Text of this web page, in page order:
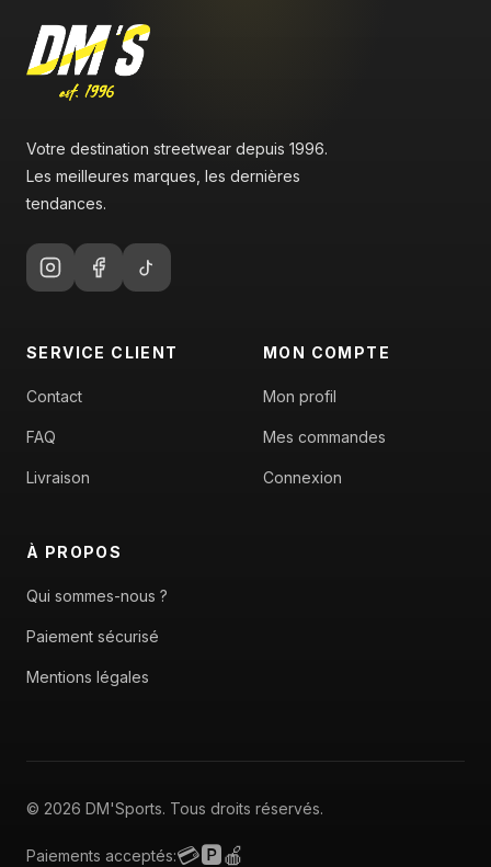
Votre destination streetwear depuis 1996.
Les meilleures marques, les dernières
tendances.
SERVICE CLIENT
Contact
FAQ
Livraison
MON COMPTE
Mon profil
Mes commandes
Connexion
À PROPOS
Qui sommes-nous ?
Paiement sécurisé
Mentions légales
© 2026 DM'Sports. Tous droits réservés.
Paiements acceptés:💳🅿️🍎